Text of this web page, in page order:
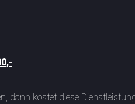
dann kostet diese